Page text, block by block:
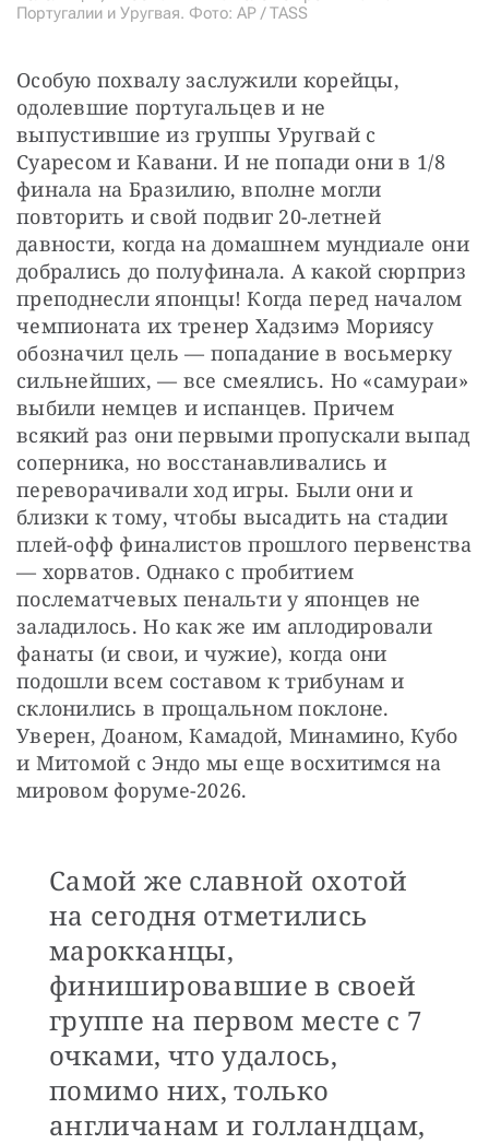
Португалии и Уругвая. Фото: AP / TASS
Особую похвалу заслужили корейцы,
одолевшие португальцев и не
выпустившие из группы Уругвай с
Суаресом и Кавани. И не попади они в 1/8
финала на Бразилию, вполне могли
повторить и свой подвиг 20-летней
давности, когда на домашнем мундиале они
добрались до полуфинала. А какой сюрприз
преподнесли японцы! Когда перед началом
чемпионата их тренер Хадзимэ Мориясу
обозначил цель — попадание в восьмерку
сильнейших, — все смеялись. Но «самураи»
выбили немцев и испанцев. Причем
всякий раз они первыми пропускали выпад
соперника, но восстанавливались и
переворачивали ход игры. Были они и
близки к тому, чтобы высадить на стадии
плей-офф финалистов прошлого первенства
— хорватов. Однако с пробитием
послематчевых пенальти у японцев не
заладилось. Но как же им аплодировали
фанаты (и свои, и чужие), когда они
подошли всем составом к трибунам и
склонились в прощальном поклоне.
Уверен, Доаном, Камадой, Минамино, Кубо
и Митомой с Эндо мы еще восхитимся на
мировом форуме-2026.
Самой же славной охотой
на сегодня отметились
марокканцы,
финишировавшие в своей
группе на первом месте с 7
очками, что удалось,
помимо них, только
англичанам и голландцам,